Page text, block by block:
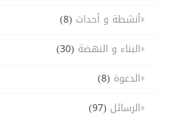
أنشطة و أحداث (8)
البناء و النهضة (30)
الدعوة (8)
الرسائل (97)